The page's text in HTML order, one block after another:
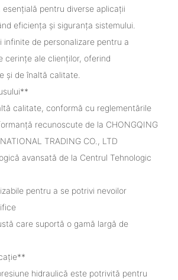
pentru diverse aplicații
eficiența și siguranța sistemului.
infinite de personalizare pentru a
cerințe ale clienților, oferind
și de înaltă calitate.
calitate, conformă cu reglementările
recunoscute de la CHONGQING
TRADING CO., LTD
avansată de la Centrul Tehnologic
pentru a se potrivi nevoilor
care suportă o gamă largă de
hidraulică este potrivită pentru